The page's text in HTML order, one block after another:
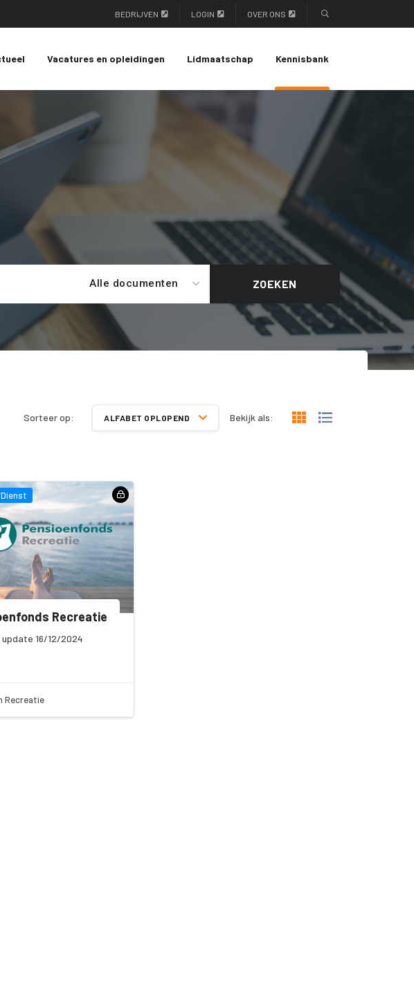
BEDRIJVEN LOGIN OVER ONS
Vacatures en opleidingen Lidmaatschap Kennisbank
Alle documenten ZOEKEN
Sorteer op: ALFABET OPLOPEND Bekijk als:
Recreatie
16/12/2024
Recreatie